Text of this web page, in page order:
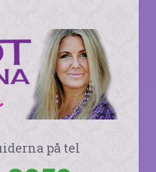
på tel